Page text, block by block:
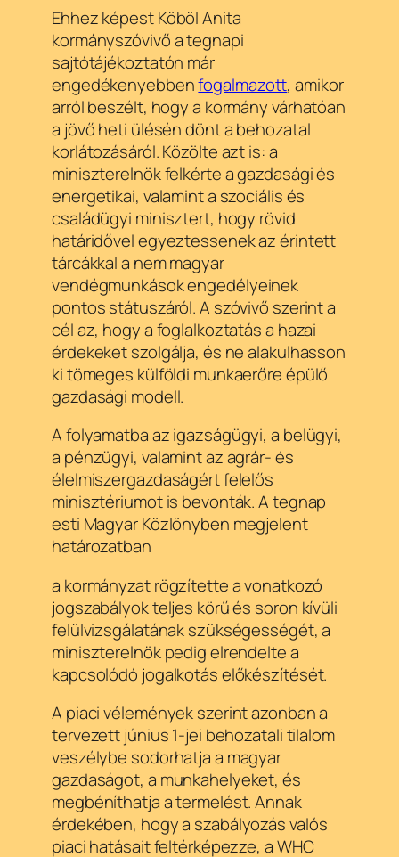
Ehhez képestKöböl Anita
kormányszóvivő a tegnapi
sajtótájékoztatón már
engedékenyebbenfogalmazott, amikor
arról beszélt, hogy a kormány várhatóan
a jövő heti ülésén dönt a behozatal
korlátozásáról. Közölte azt is: a
miniszterelnök felkérte a gazdasági és
energetikai, valamint a szociális és
családügyi minisztert, hogy rövid
határidővel egyeztessenek az érintett
tárcákkal a nem magyar
vendégmunkások engedélyeinek
pontos státuszáról. A szóvivő szerint a
cél az, hogy a foglalkoztatás a hazai
érdekeket szolgálja, és ne alakulhasson
ki tömeges külföldi munkaerőre épülő
gazdasági modell.
A folyamatba az igazságügyi, a belügyi,
a pénzügyi, valamint az agrár- és
élelmiszergazdaságért felelős
minisztériumot is bevonták. A tegnap
esti Magyar Közlönyben megjelent
határozatban
a kormányzat rögzítette a vonatkozó
jogszabályok teljes körű és soron kívüli
felülvizsgálatának szükségességét, a
miniszterelnök pedig elrendelte a
kapcsolódó jogalkotás előkészítését.
A piaci vélemények szerint azonban a
tervezett június 1-jei behozatali tilalom
veszélybe sodorhatja a magyar
gazdaságot, a munkahelyeket, és
megbéníthatja a termelést. Annak
érdekében, hogy a szabályozás valós
piaci hatásait feltérképezze, a WHC